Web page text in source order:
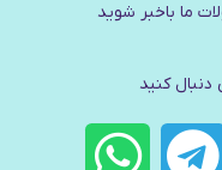
ما باخبر شوید
کنید